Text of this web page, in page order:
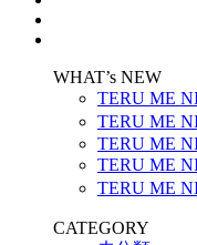
WHAT’s NEW
TERU ME
TERU ME
TERU ME
TERU ME
TERU ME
CATEGORY